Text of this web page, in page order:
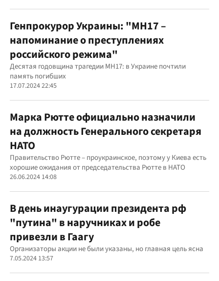
Генпрокурор Украины: "МН17 –
напоминание о преступлениях
российского режима"
Десятая годовщина трагедии МН17: в Украине почтили
память погибших
17.07.2024 22:45
Марка Рютте официально назначили
на должность Генерального секретаря
НАТО
Правительство Рютте – проукраинское, поэтому у Киева есть
хорошие ожидания от председательства Рютте в НАТО
26.06.2024 14:08
В день инаугурации президента рф
"путина" в наручниках и робе
привезли в Гаагу
Организаторы акции не были указаны, но главная цель ясна
7.05.2024 13:57